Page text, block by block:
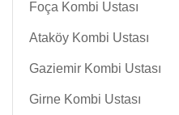
Foça Kombi Ustası
Ataköy Kombi Ustası
Gaziemir Kombi Ustası
Girne Kombi Ustası